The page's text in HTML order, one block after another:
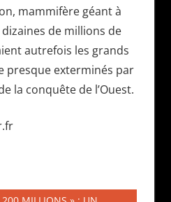
mammifère géant à
de millions de
autrefois les grands
presque exterminés par
la conquête de l’Ouest.